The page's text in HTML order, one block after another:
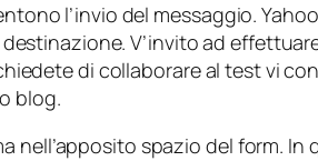
l’invio del messaggio.
V’invito ad
di collaborare al test vi
blog.
nell’apposito spazio del form.